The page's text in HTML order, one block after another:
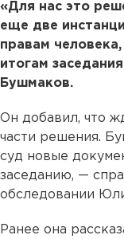
«Для нас это
еще две
правам
итогам
Бушмаков.
Он добавил, что
части решения.
суд новые
заседанию, —
обследовании
Ранее она